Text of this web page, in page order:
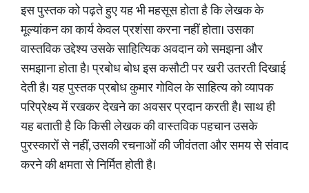
इस पुस्तक को पढ़ते हुए यह भी महसूस होता है कि लेखक के
मूल्यांकन का कार्य केवल प्रशंसा करना नहीं होता। उसका
वास्तविक उद्देश्य उसके साहित्यिक अवदान को समझना और
समझाना होता है। प्रबोध बोध इस कसौटी पर खरी उतरती दिखाई
देती है। यह पुस्तक प्रबोध कुमार गोविल के साहित्य को व्यापक
परिप्रेक्ष्य में रखकर देखने का अवसर प्रदान करती है। साथ ही
यह बताती है कि किसी लेखक की वास्तविक पहचान उसके
पुरस्कारों से नहीं, उसकी रचनाओं की जीवंतता और समय से संवाद
करने की क्षमता से निर्मित होती है।